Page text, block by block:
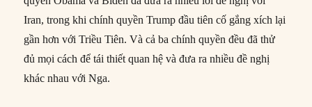
Iran, trong khi chính quyền Trump đầu tiên cố gắng xích lại
gần hơn với Triều Tiên. Và cả ba chính quyền đều đã thử
đủ mọi cách để tái thiết quan hệ và đưa ra nhiều đề nghị
khác nhau với Nga.